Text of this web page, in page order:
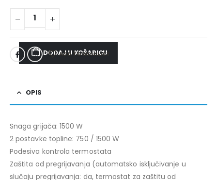
DODAJ U KOŠARICU
ADD TO WISHLIST
OPIS
Snaga grijača: 1500 W
2 postavke topline: 750 / 1500 W
Podesiva kontrola termostata
Zaštita od pregrijavanja (automatsko isključivanje u
slučaju pregrijavanja: da, termostat za zaštitu od